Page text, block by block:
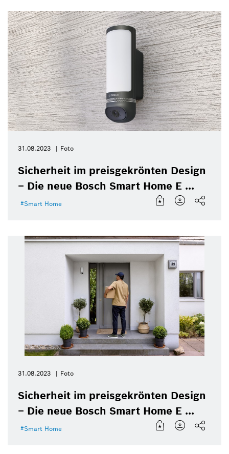
31.08.2023 Foto
Sicherheit im preisgekrönten Design
– Die neue Bosch Smart Home E ...
Smart Home
31.08.2023 Foto
Sicherheit im preisgekrönten Design
– Die neue Bosch Smart Home E ...
Smart Home